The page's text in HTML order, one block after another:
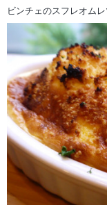
ビンチェのスフレオム